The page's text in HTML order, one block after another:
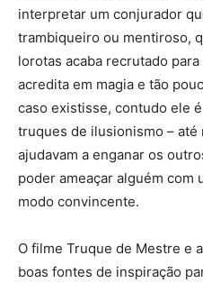
interpretar um conjurador
trambiqueiro ou mentiroso,
lorotas acaba recrutado
acredita em magia e tão
caso existisse, contudo ele
truques de ilusionismo – até
ajudavam a enganar os
poder ameaçar alguém com
modo convincente.
O filme Truque de Mestre e
boas fontes de inspiração